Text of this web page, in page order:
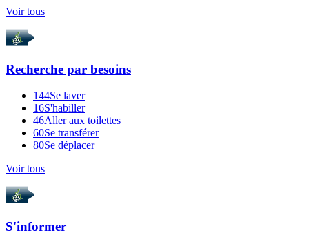
Voir tous
Recherche par besoins
144Se laver
16S'habiller
46Aller aux toilettes
60Se transférer
80Se déplacer
Voir tous
S'informer